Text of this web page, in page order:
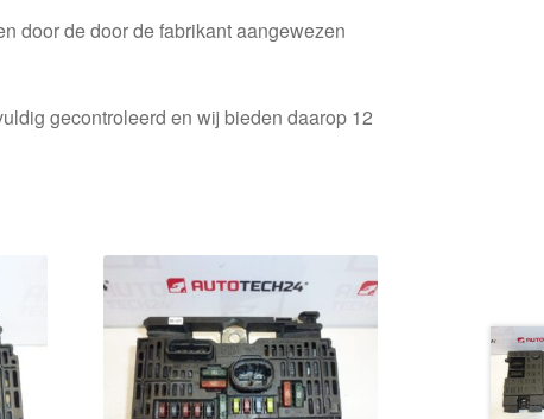
door de door de fabrikant aangewezen
gecontroleerd en wij bieden daarop 12